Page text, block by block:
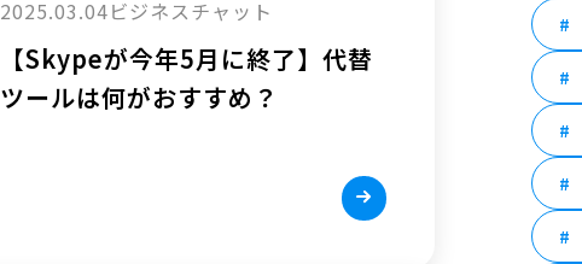
2025.03.04ビジネスチャット
【Skypeが今年5月に終了】代替
ツールは何がおすすめ？